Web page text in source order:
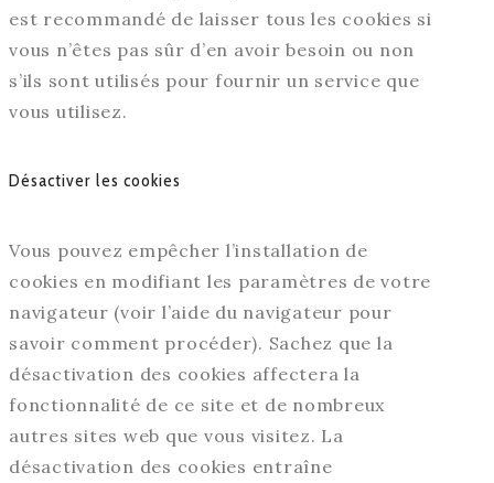
est recommandé de laisser tous les cookies si
vous n’êtes pas sûr d’en avoir besoin ou non
s’ils sont utilisés pour fournir un service que
vous utilisez.
Désactiver les cookies
Vous pouvez empêcher l’installation de
cookies en modifiant les paramètres de votre
navigateur (voir l’aide du navigateur pour
savoir comment procéder). Sachez que la
désactivation des cookies affectera la
fonctionnalité de ce site et de nombreux
autres sites web que vous visitez. La
désactivation des cookies entraîne